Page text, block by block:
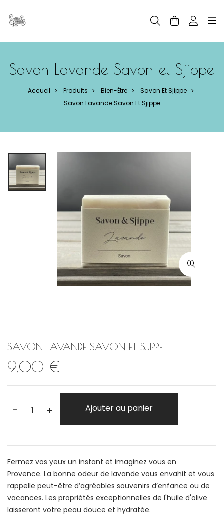
Savon Lavande Savon et Sjippe
Accueil > Produits > Bien-Être > Savon Et Sjippe >
Savon Lavande Savon Et Sjippe
SAVON LAVANDE SAVON ET SJIPPE
9,00 €
- + Ajouter au panier
Fermez vos yeux un instant et imaginez vous en
Provence. La bonne odeur de lavande vous envahit et vous
rappelle peut-être d’agréables souvenirs d’enfance ou de
vacances. Les propriétés exceptionnelles de l'huile d'olive
laisseront votre peau douce et hydratée.